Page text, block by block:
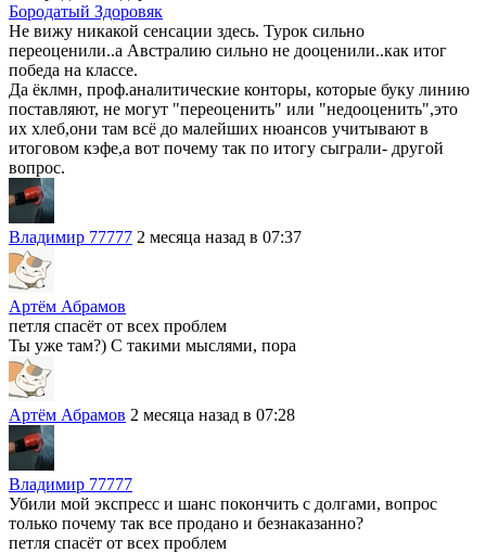
Бородатый Здоровяк
Не вижу никакой сенсации здесь. Турок сильно
переоценили..а Австралию сильно не дооценили..как итог
победа на классе.
Да ёклмн, проф.аналитические конторы, которые буку линию
поставляют, не могут "переоценить" или "недооценить",это
их хлеб,они там всё до малейших нюансов учитывают в
итоговом кэфе,а вот почему так по итогу сыграли- другой
вопрос.
Владимир 77777 2 месяца назад в 07:37
Артём Абрамов
петля спасёт от всех проблем
Ты уже там?) С такими мыслями, пора
Артём Абрамов 2 месяца назад в 07:28
Владимир 77777
Убили мой экспресс и шанс покончить с долгами, вопрос
только почему так все продано и безнаказанно?
петля спасёт от всех проблем